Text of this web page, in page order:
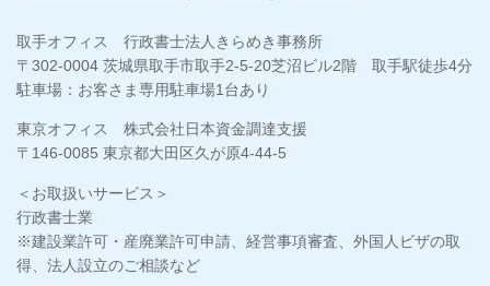
取手オフィス 行政書士法人きらめき事務所
〒302-0004 茨城県取手市取手2-5-20芝沼ビル2階 取手駅徒歩4分
駐車場：お客さま専用駐車場1台あり
東京オフィス 株式会社日本資金調達支援
〒146-0085 東京都大田区久が原4-44-5
＜お取扱いサービス＞
行政書士業
※建設業許可・産廃業許可申請、経営事項審査、外国人ビザの取
得、法人設立のご相談など